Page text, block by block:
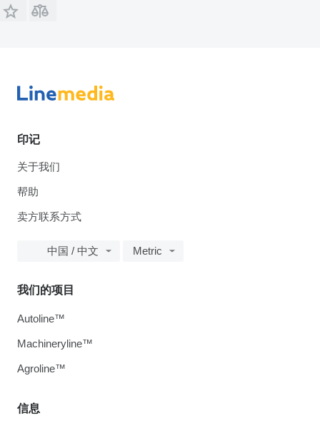
印记
关于我们
帮助
卖方联系方式
中国 / 中文 Metric
信息
我们的项目
Autoline™
Machineryline™
Agroline™